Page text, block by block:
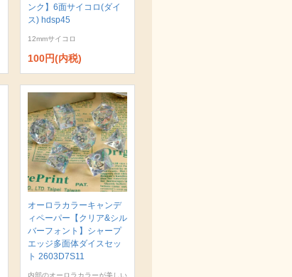
ンク】6面サイコロ(ダイ
ス) hdsp45
12mmサイコロ
100円(内税)
オーロラカラーキャンデ
ィペーパー【クリア&シル
バーフォント】シャープ
エッジ多面体ダイスセッ
ト 2603D7S11
内部のオーロラカラーが美しい